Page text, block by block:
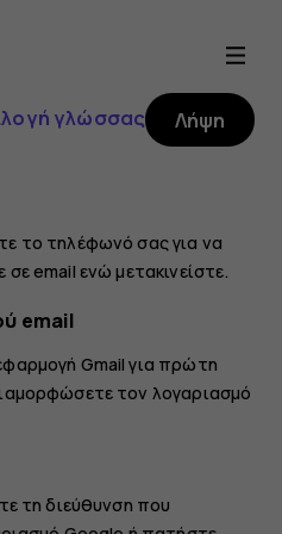
γλώσσας Λήψη
το τηλέφωνό σας για να
email ενώ μετακινείστε.
email
Gmail για πρώτη
τον λογαριασμό
τη διεύθυνση που